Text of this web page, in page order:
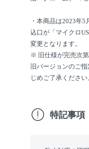
・本商品は2023年
込口が「マイクロ
変更となります。
※ 旧仕様が完売次
旧バージョンのご
じめご了承ください
特記事項